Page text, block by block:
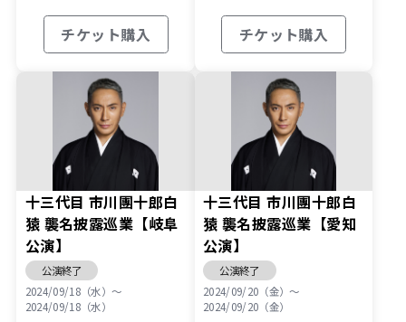
チケット購入 チケット購入
十三代目 市川團十郎白
猿 襲名披露巡業【岐阜
公演】
公演終了
2024/09/18（水）〜
2024/09/18（水）
十三代目 市川團十郎白
猿 襲名披露巡業【愛知
公演】
公演終了
2024/09/20（金）〜
2024/09/20（金）